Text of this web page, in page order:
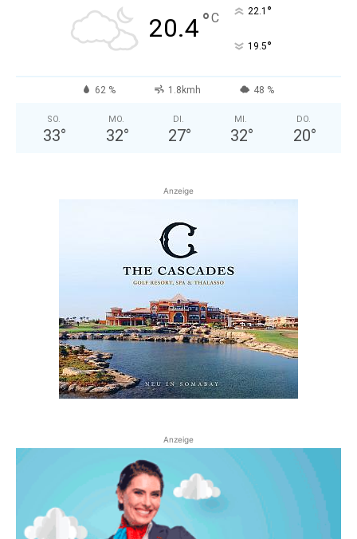
20.4°C 22.1 °
19.5°
62 % 1.8kmh 48 %
SO.
33°
MO.
32°
DI.
27°
MI.
32°
DO.
20°
Anzeige
Anzeige